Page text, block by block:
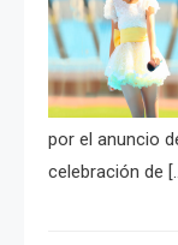
por el anuncio
celebración de